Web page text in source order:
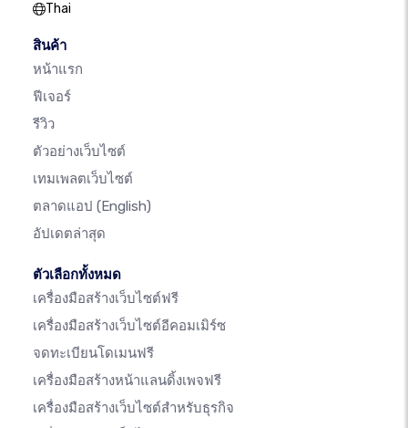
Thai
สินค้า
หน้าแรก
ฟีเจอร์
รีวิว
ตัวอย่างเว็บไซต์
เทมเพลตเว็บไซต์
ตลาดแอป (English)
อัปเดตล่าสุด
ตัวเลือกทั้งหมด
เครื่องมือสร้างเว็บไซต์ฟรี
เครื่องมือสร้างเว็บไซต์อีคอมเมิร์ซ
จดทะเบียนโดเมนฟรี
เครื่องมือสร้างหน้าแลนดิ้งเพจฟรี
เครื่องมือสร้างเว็บไซต์สำหรับธุรกิจ